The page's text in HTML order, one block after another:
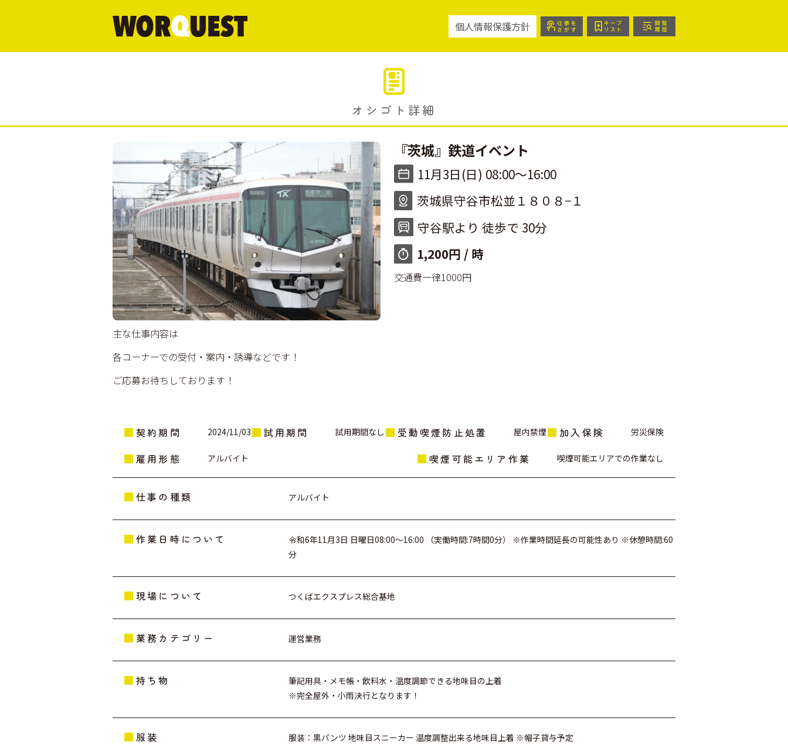
個人情報保護方針
オシゴト詳細
『茨城』鉄道イベント
11月3日(日) 08:00〜16:00
茨城県守谷市松並１８０８−１
守谷駅より 徒歩で 30分
1,200円 / 時
交通費一律1000円
主な仕事内容は
各コーナーでの受付・案内・誘導などです！
ご応募お待ちしております！
契約期間 2024/11/03 試用期間 試用期間なし 受動喫煙防止処置 屋内禁煙 加入保険 労災保険
雇用形態 アルバイト 喫煙可能エリア作業 喫煙可能エリアでの作業なし
仕事の種類 アルバイト
作業日時について
令和6年11月3日 日曜日08:00～16:00 （実働時間:7時間0分） ※作業時間延長の可能性あり ※休憩時間:60
分
現場について つくばエクスプレス総合基地
業務カテゴリー 運営業務
持ち物
筆記用具・メモ帳・飲料水・温度調節できる地味目の上着
※完全屋外・小雨決行となります！
服装 服装：黒パンツ 地味目スニーカー 温度調整出来る地味目上着 ※帽子貸与予定